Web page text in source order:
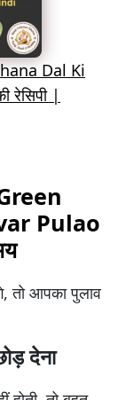
Dal Ki
रेसिपी |
Pulao
तो आपका पुलाव
देना